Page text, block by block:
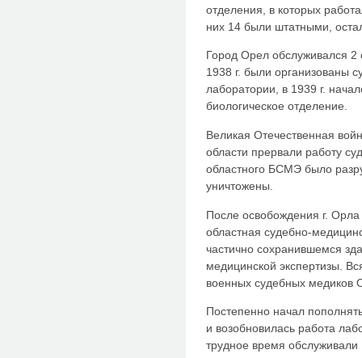
отделения, в которых
них 14 были штатными,
Город Орел обслуживался
1938 г. были организованы
лаборатории, в 1939 г.
биологическое отделение.
Великая Отечественная
области прервали работу
областного БСМЭ было
уничтожены.
После освобождения г. Орла
областная судебно-
частично сохранившемся
медицинской экспертизы.
военных судебных медиков
Постепенно начал
и возобновилась работа
трудное время